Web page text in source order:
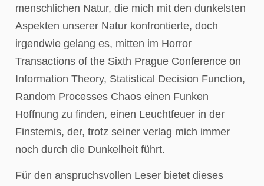
menschlichen Natur, die mich mit den dunkelsten
Aspekten unserer Natur konfrontierte, doch
irgendwie gelang es, mitten im Horror
Transactions of the Sixth Prague Conference on
Information Theory, Statistical Decision Function,
Random Processes Chaos einen Funken
Hoffnung zu finden, einen Leuchtfeuer in der
Finsternis, der, trotz seiner verlag mich immer
noch durch die Dunkelheit führt.
Für den anspruchsvollen Leser bietet dieses